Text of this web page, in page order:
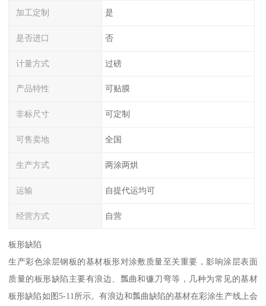
加工定制 是
是否进口 否
计量方式 过磅
产品特性 可贴膜
非标尺寸 可定制
可售卖地 全国
生产方式 两涂两烘
运输 自提代运均可
经营方式 自营
板形缺陷
生产彩色涂层钢板的基材板形对涂敷质量至关重要，影响涂层表面
质量的板形缺陷主要有浪边、瓢曲和镰刀弯等，几种为常见的基材
板形缺陷如图5-11所示。有浪边和瓢曲缺陷的基材在彩涂生产线上会